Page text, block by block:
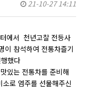
21-10-27 14:11
에서 천년고찰 전등사
이 참석하여 전통차즐기
했다
있는 전통차를 준비해
로 염주를 선물해주신